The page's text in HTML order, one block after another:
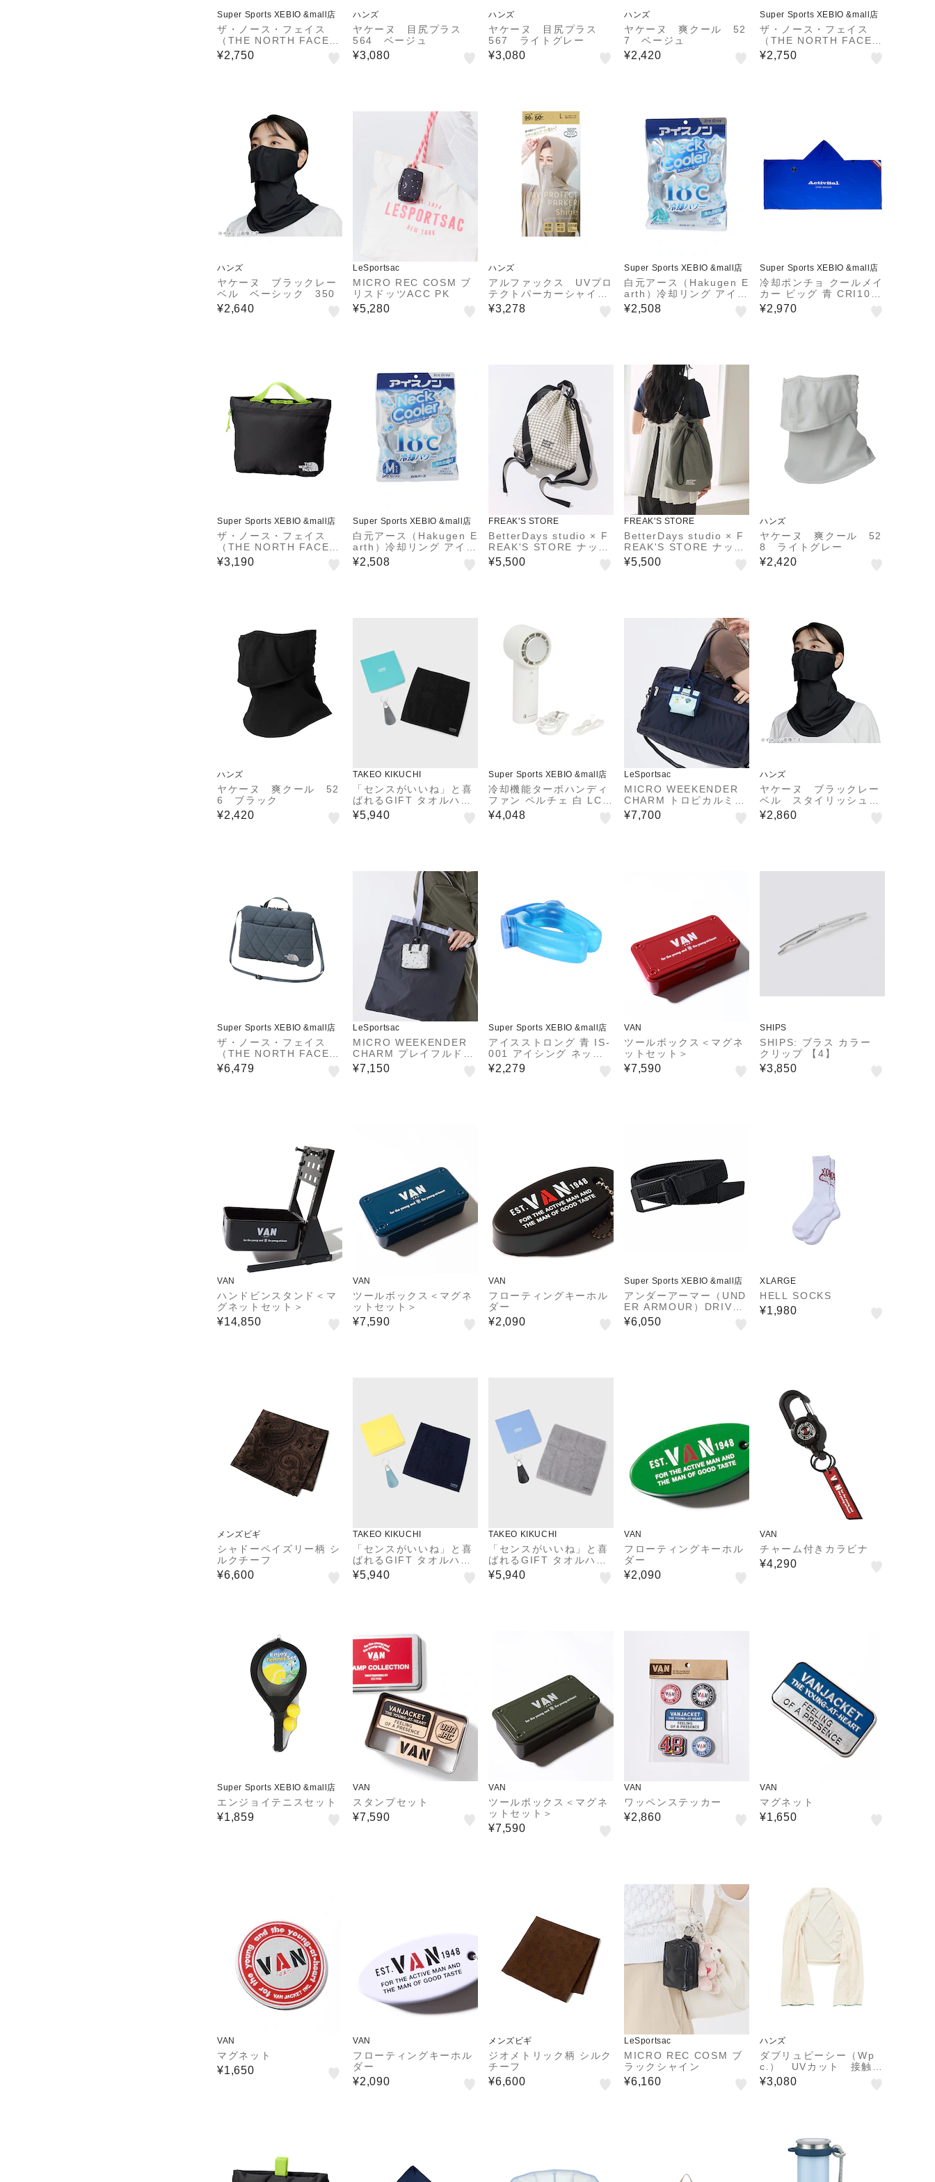
Super Sports XEBIO &mall店
ザ・ノース・フェイス
（THE NORTH FACE）
ポーチ ビルビーポーチM
黒 NN22604 K 小物入れ
¥2,750
ハンズ
ヤケーヌ 目尻プラス
564 ベージュ
¥3,080
ハンズ
ヤケーヌ 目尻プラス
567 ライトグレー
¥3,080
ハンズ
ヤケーヌ 爽クール 52
7 ベージュ
¥2,420
Super Sports XEBIO &mall店
ザ・ノース・フェイス
（THE NORTH FACE）
ポーチ ビルビーポーチM
ブラウン NN22604 MR
¥2,750
ハンズ
ヤケーヌ ブラックレー
ベル ベーシック 350
¥2,640
LeSportsac
MICRO REC COSM ブ
リスドッツACC PK
¥5,280
ハンズ
アルファックス UVプロ
テクトパーカーシャイ
ン L グレージュ
¥3,278
Super Sports XEBIO &mall店
白元アース（Hakugen E
arth）冷却リング アイス
ノンネッククーラー アイ
スグレー Lサイズ 約38c
¥2,508
Super Sports XEBIO &mall店
冷却ポンチョ クールメイ
カー ビッグ 青 CRI1004
-BU11 大判 濡らしてひ
んやり 暑さ対策 日差し
¥2,970
Super Sports XEBIO &mall店
ザ・ノース・フェイス
（THE NORTH FACE）
ポーチ ビルビーポーチL
黒 NN22603 K 小物入れ
¥3,190
Super Sports XEBIO &mall店
白元アース（Hakugen E
arth）冷却リング アイス
ノンネッククーラー アイ
スグレー Mサイズ 約35c
¥2,508
FREAK'S STORE
BetterDays studio × F
REAK'S STORE ナップ
サック型 パッカブル チ
ェック ミニバッグ
¥5,500
FREAK'S STORE
BetterDays studio × F
REAK'S STORE ナップ
サック型 パッカブル チ
ェック ミニバッグ
¥5,500
ハンズ
ヤケーヌ 爽クール 52
8 ライトグレー
¥2,420
ハンズ
ヤケーヌ 爽クール 52
6 ブラック
¥2,420
TAKEO KIKUCHI
「センスがいいね」と喜
ばれるGIFT タオルハン
カチ＋シューホーンBOX
セット
¥5,940
Super Sports XEBIO &mall店
冷却機能ターボハンディ
ファン ペルチェ 白 LCA
F022 LW 冷感 5段階調
節 コードレス
¥4,048
LeSportsac
MICRO WEEKENDER
CHARM トロピカルミャ
オキャットマイクロウィ
ークエンダーチャーム
¥7,700
ハンズ
ヤケーヌ ブラックレー
ベル スタイリッシュロ
ング 351
¥2,860
Super Sports XEBIO &mall店
ザ・ノース・フェイス
（THE NORTH FACE）
ジオフェイスポーチ グレ
ー 2L NM32356 SL シ
¥6,479
LeSportsac
MICRO WEEKENDER
CHARM プレイフルドッ
ツ
¥7,150
Super Sports XEBIO &mall店
アイスストロング 青 IS-
001 アイシング ネック
クーラー 暑さ対策 冷却
グッズ
¥2,279
VAN
ツールボックス＜マグネ
ットセット＞
¥7,590
SHIPS
SHIPS: ブラス カラー
クリップ 【4】
¥3,850
VAN
ハンドビンスタンド＜マ
グネットセット＞
¥14,850
VAN
ツールボックス＜マグネ
ットセット＞
¥7,590
VAN
フローティングキーホル
ダー
¥2,090
Super Sports XEBIO &mall店
アンダーアーマー（UND
ER ARMOUR）DRIVE
ブレイディド ベルト 13
87746 001
¥6,050
XLARGE
HELL SOCKS
¥1,980
メンズビギ
シャドーペイズリー柄 シ
ルクチーフ
¥6,600
TAKEO KIKUCHI
「センスがいいね」と喜
ばれるGIFT タオルハン
カチ＋シューホーンBOX
セット
¥5,940
TAKEO KIKUCHI
「センスがいいね」と喜
ばれるGIFT タオルハン
カチ＋シューホーンBOX
セット
¥5,940
VAN
フローティングキーホル
ダー
¥2,090
VAN
チャーム付きカラビナ
¥4,290
Super Sports XEBIO &mall店
エンジョイテニスセット
¥1,859
VAN
スタンプセット
¥7,590
VAN
ツールボックス＜マグネ
ットセット＞
¥7,590
VAN
ワッペンステッカー
¥2,860
VAN
マグネット
¥1,650
VAN
マグネット
¥1,650
VAN
フローティングキーホル
ダー
¥2,090
メンズビギ
ジオメトリック柄 シルク
チーフ
¥6,600
LeSportsac
MICRO REC COSM ブ
ラックシャイン
¥6,160
ハンズ
ダブリュピーシー（Wp
c.） UVカット 接触冷
感 3Wayショール オ
フ
¥3,080